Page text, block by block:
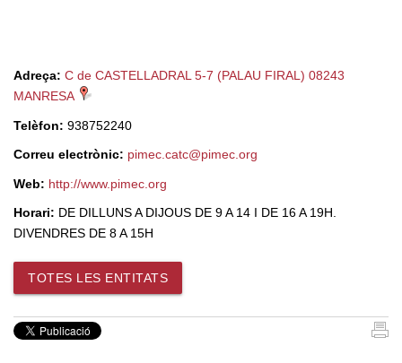
Adreça: C de CASTELLADRAL 5-7 (PALAU FIRAL) 08243
MANRESA
Telèfon: 938752240
Correu electrònic: pimec.catc@pimec.org
Web: http://www.pimec.org
Horari: DE DILLUNS A DIJOUS DE 9 A 14 I DE 16 A 19H.
DIVENDRES DE 8 A 15H
TOTES LES ENTITATS